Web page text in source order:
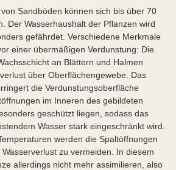
Sandböden können sich bis über 70
Der Wasserhaushalt der Pflanzen wird
gefährdet. Verschiedene Merkmale
einer übermäßigen Verdunstung: Die
an Blättern und Halmen
über Oberflächengewebe. Das
die Verdunstungsoberfläche
im Inneren des gebildeten
geschützt liegen, sodass das
Wasser stark eingeschränkt wird.
werden die Spaltöffnungen
zu vermeiden. In diesem
allerdings nicht mehr assimilieren, also